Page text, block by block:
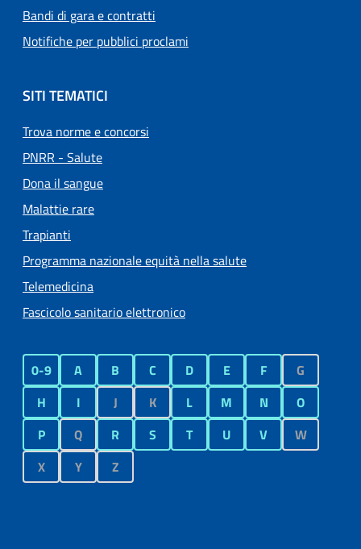
Bandi di gara e contratti
Notifiche per pubblici proclami
SITI TEMATICI
Trova norme e concorsi
PNRR - Salute
Dona il sangue
Malattie rare
Trapianti
Programma nazionale equità nella salute
Telemedicina
Fascicolo sanitario elettronico
0-9 A B C D E F
G
H
I J K L M N
O
P
Q R S T U V
W
X
Y Z